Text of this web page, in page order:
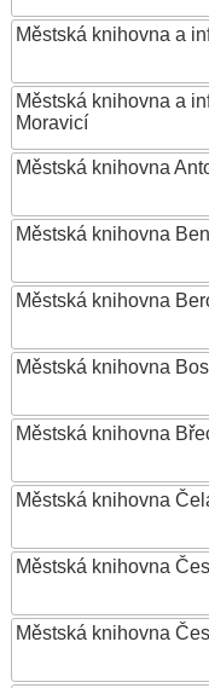
Městská knihovna a
Městská knihovna a
Moravicí
Městská knihovna
Městská knihovna
Městská knihovna
Městská knihovna
Městská knihovna
Městská knihovna
Městská knihovna
Městská knihovna